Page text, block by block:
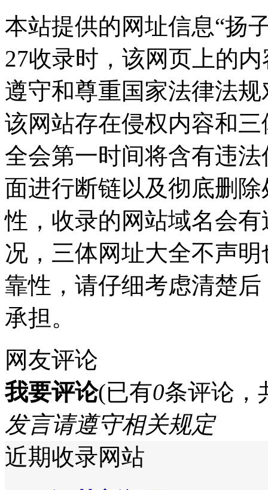
本站提供的网址信息“扬
27收录时，该网页上的
遵守和尊重国家法律法
该网站存在侵权内容和
全会第一时间将含有违
面进行断链以及彻底删
性，收录的网站域名会
况，三体网址大全不声
靠性，请仔细考虑清楚
承担。
网友评论
我要评论(已有0条评论，
发言请遵守相关规定
近期收录网站